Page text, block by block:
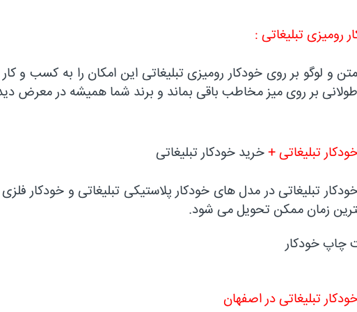
رومیزی تبلیغاتی :
و لوگو بر روی خودکار رومیزی تبلیغاتی این امکان را به کسب و
بر روی میز مخاطب باقی بماند و برند شما همیشه در معرض
تبلیغاتی +خرید خودکار تبلیغاتی
تبلیغاتی در مدل های خودکار پلاستیکی تبلیغاتی و خودکار
زمان ممکن تحویل می شود.
چاپ خودکار
تبلیغاتی در اصفهان